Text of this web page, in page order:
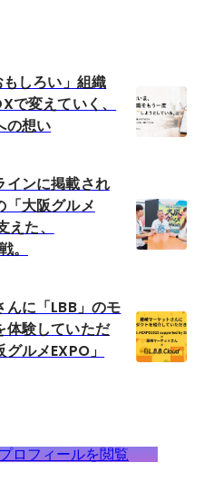
しろい」組織
で変えていく、
の想い
インに掲載され
「大阪グルメ
た、
。
に「LBB」のモ
体験していただ
ルメEXPO」
ロフィールを閲覧